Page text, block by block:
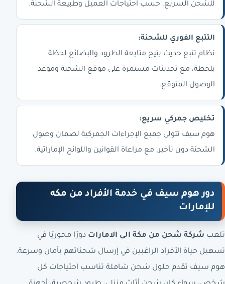
للشحن السريع، حسب احتياجات العميل وطبيعة الشحنة.
التتبع الفوري للشحنة:
نظام تتبع حديث يتيح متابعة الطرود والبضائع لحظة
بلحظة، مع تحديثات مستمرة على موقع الشحنة وموعد
الوصول المتوقع.
تخليص جمركي سريع:
هوم سيف تتولى جميع الإجراءات الجمركية لضمان وصول
الشحنة دون تأخير، مع مراعاة القوانين واللوائح الإماراتية.
دور هوم سيف في خدمة الأفراد من مكه
للإمارات
تلعب شركة شحن من مكة الى الامارات دورًا محوريًا في
تسهيل حياة الأفراد الراغبين في إرسال شحناتهم بأمان وسرعة.
هوم سيف تقدم حلول شحن شاملة تناسب احتياجات كل